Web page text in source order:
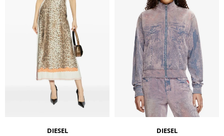
DIESEL DIESEL